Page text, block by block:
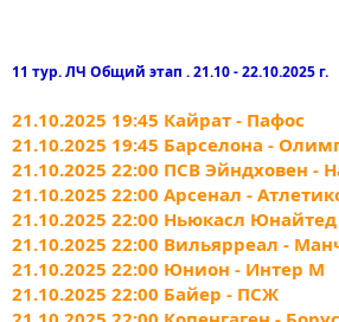
11 тур. ЛЧ Общий этап . 21.10 - 22.10.2025 г.
21.10.2025 19:45 Кайрат - Пафос
21.10.2025 19:45 Барселона -
21.10.2025 22:00 ПСВ Эйндховен -
21.10.2025 22:00 Арсенал -
21.10.2025 22:00 Ньюкасл
21.10.2025 22:00 Вильярреал -
21.10.2025 22:00 Юнион - Интер М
21.10.2025 22:00 Байер - ПСЖ